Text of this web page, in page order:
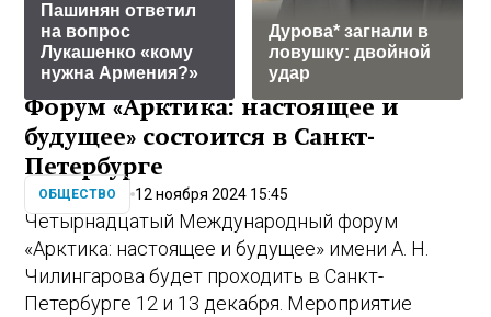
Пашинян ответил
на вопрос
Лукашенко «кому
нужна Армения?»
Дурова* загнали в
ловушку: двойной
удар
Форум «Арктика: настоящее и
будущее» состоится в Санкт-
Петербурге
ОБЩЕСТВО 12 ноября 2024 15:45
Четырнадцатый Международный форум
«Арктика: настоящее и будущее» имени А. Н.
Чилингарова будет проходить в Санкт-
Петербурге 12 и 13 декабря. Мероприятие